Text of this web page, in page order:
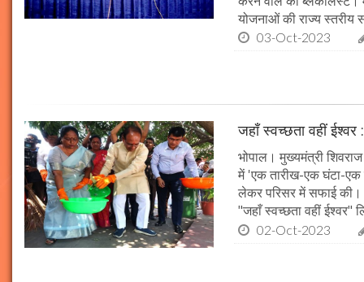
योजनाओं की राज्य स्तरीय
03-Oct-2023
जहाँ स्वच्छता वहीं ईश्वर
भोपाल। मुख्यमंत्री
में 'एक तारीख-एक घंटा-एक
लेकर परिसर में सफाई की।
"जहाँ स्वच्छता वहीं ईश्वर"
02-Oct-2023